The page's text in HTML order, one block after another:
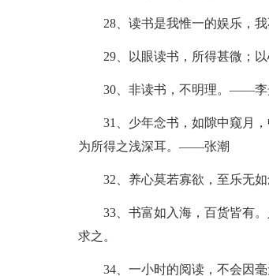
28、读书是我惟一的娱乐，
29、以眼读书，所得甚微；以
30、非读书，不明理。——李
31、少年念书，如隙中窥月
为所得之浅深耳。——张潮
32、养心莫若寡欲，至乐无
33、书富如入海，百货皆有
求之。
34、一小时的阅读，不会因